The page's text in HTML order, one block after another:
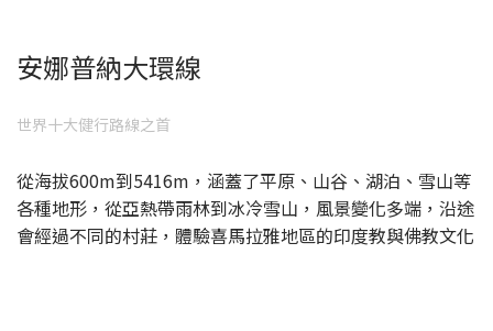
安娜普納大環線
世界十大健行路線之首
從海拔600m到5416m，涵蓋了平原、山谷、湖泊、雪山等
各種地形，從亞熱帶雨林到冰冷雪山，風景變化多端，沿途
會經過不同的村莊，體驗喜馬拉雅地區的印度教與佛教文化